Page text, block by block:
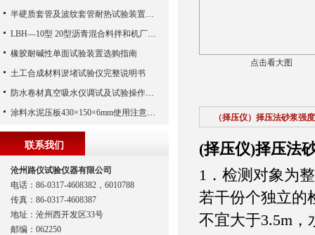
点击看大图
（择压仪）择压法砂浆强
(择压仪)择压法
1．检测对象为
若干份个独立的
不宜大于3.5m，
半硬质套管及波纹套管耐热试验装置测定方法
LBH—10型 20型沥青混合料拌和机厂家操作程序
橡胶耐碱性单面试验装置选购指南
土工合成材料淤堵试验仪完整说明书
防水卷材真空吸水仪调试及试验操作规程
涂料水泥压板430×150×6mm使用注意事项
联系我们
沧州路仪试验仪器有限公司
电话：86-0317-4608382，6010788
传真：86-0317-4608387
地址：沧州西开发区33号
邮编：062250